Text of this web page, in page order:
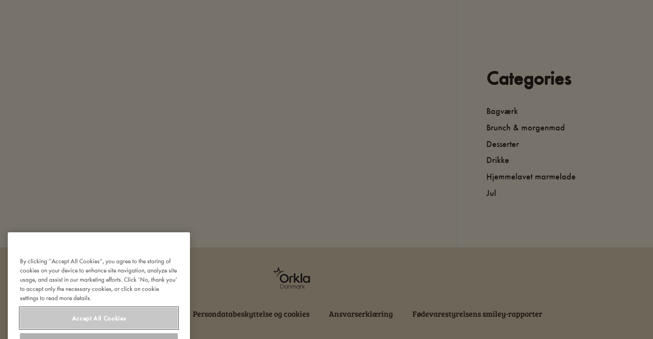
Categories
Bagværk
Brunch & morgenmad
Desserter
Drikke
Hjemmelavet marmelade
Jul
Om Den Gamle Fabrik Persondatabeskyttelse og cookies Ansvarserklæring Fødevarestyrelsens smiley-rapporter
By clicking “Accept All Cookies”, you agree to the storing of
cookies on your device to enhance site navigation, analyze site
usage, and assist in our marketing efforts. Click ‘No, thank you’
to accept only the necessary cookies, or click on cookie
settings to read more details.
Accept All Cookies